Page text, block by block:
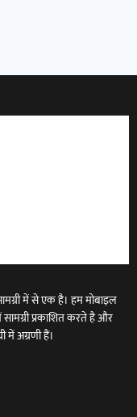
में से एक है। हम मोबाइल
प्रकाशित करते है और
में अग्रणी हैं।